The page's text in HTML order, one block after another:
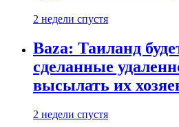
2 недели спустя
Baza: Таиланд
сделанные
высылать их
2 недели спустя